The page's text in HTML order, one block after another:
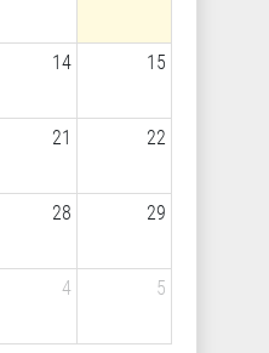
14 15
21 22
28 29
4 5